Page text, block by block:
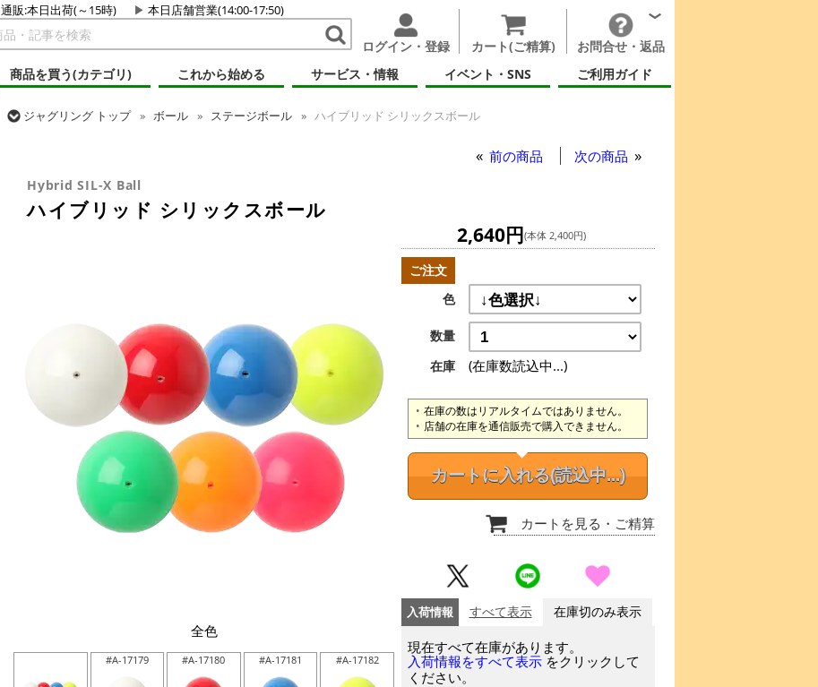
通販:本日出荷(～15時) 本日店舗営業(14:00-17:50)
ログイン・登録 カート(ご精算)
お問合せ・返品
商品を買う(カテゴリ)
これから始める サービス・情報 イベント・SNS ご利用ガイド
ジャグリング トップ ボール ステージボール
ハイブリッド シリックスボール
前の商品 次の商品
Hybrid SIL-X Ball
ハイブリッド シリックスボール
全色
#A-17179 #A-17180 #A-17181 #A-17182
2,640円(本体 2,400円)
ご注文
色
数量
在庫
(在庫数読込中...)
在庫の数はリアルタイムではありません。
店舗の在庫を通信販売で購入できません。
カートに入れる(読込中...)
カートを見る ・ご精算
入荷情報 すべて表示 在庫切のみ表示
現在すべて在庫があります。
入荷情報をすべて表示 をクリックして
ください。